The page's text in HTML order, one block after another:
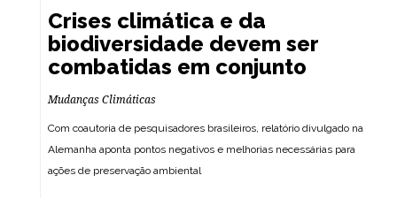
Crises climática e da
biodiversidade devem ser
combatidas em conjunto
Mudanças Climáticas
Com coautoria de pesquisadores brasileiros, relatório divulgado na
Alemanha aponta pontos negativos e melhorias necessárias para
ações de preservação ambiental
4449